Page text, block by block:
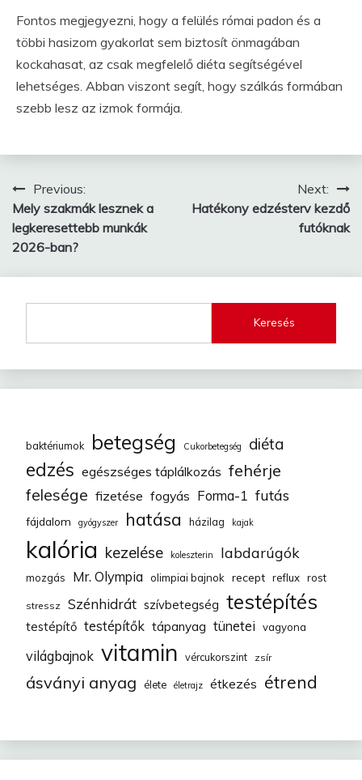
Fontos megjegyezni, hogy a felülés római padon és a
többi hasizom gyakorlat sem biztosít önmagában
kockahasat, az csak megfelelő diéta segítségével
lehetséges. Abban viszont segít, hogy szálkás formában
szebb lesz az izmok formája.
Bejegyzés
navigáció
Previous:
Mely szakmák lesznek a
legkeresettebb munkák
2026-ban?
Next:
Hatékony edzésterv kezdő
futóknak
Keresés
baktériumok betegség Cukorbetegség diéta
edzés egészséges táplálkozás fehérje
felesége fizetése fogyás Forma-1 futás
fájdalom gyógyszer hatása házilag kajak
kalória kezelése koleszterin labdarúgók
mozgás Mr. Olympia olimpiai bajnok recept reflux rost
stressz Szénhidrát szívbetegség testépítés
testépítő testépítők tápanyag tünetei vagyona
világbajnok vitamin vércukorszint zsír
ásványi anyag élete életrajz étkezés étrend